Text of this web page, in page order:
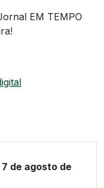
EM TEMPO
de agosto de